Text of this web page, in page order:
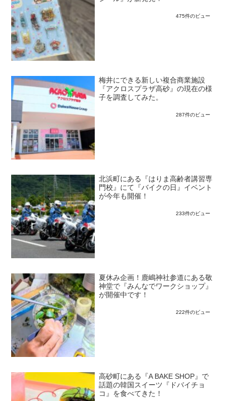
475件のビュー
梅井にできる新しい複合商業施設
『アクロスプラザ高砂』の現在の様
子を調査してみた。
287件のビュー
北浜町にある『はりま高齢者講習専
門校』にて『バイクの日』イベント
が今年も開催！
233件のビュー
夏休み企画！鹿嶋神社参道にある敬
神堂で『みんなでワークショップ』
が開催中です！
222件のビュー
高砂町にある『A BAKE SHOP』で
話題の韓国スイーツ『ドバイチョ
コ』を食べてきた！